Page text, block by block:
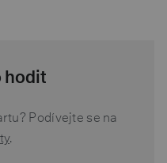
hodit
Podívejte se na
.